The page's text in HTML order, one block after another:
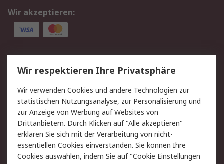
Wir akzeptieren:
Service
Value Added Services
Lieferlösungen
Rücksendungen
Kontakt
Hilfe
Privatkunden
Rechtliches
AGB
Datenschutz
Wir respektieren Ihre Privatsphäre
Wir verwenden Cookies und andere Technologien zur
statistischen Nutzungsanalyse, zur Personalisierung und
zur Anzeige von Werbung auf Websites von
Drittanbietern. Durch Klicken auf "Alle akzeptieren"
erklären Sie sich mit der Verarbeitung von nicht-
essentiellen Cookies einverstanden. Sie können Ihre
Cookies auswählen, indem Sie auf "Cookie Einstellungen